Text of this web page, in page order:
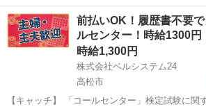
への転職を考えている方に！ベルシステム24のお仕事
ト】 ベルシステム24には経験や資格一切不問のお
養内・Wワーク ＃週...
香川 高松市 電話対応
前払いOK！履歴書不要
ルセンター！時給1300円
時給1,300円
株式会社ベルシステム24
高松市
【キャッチ】 「コールセンター」検定試験に関